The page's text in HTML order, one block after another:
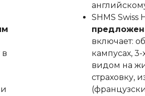
SHMS
включает:
кампусах,
видом на
страховку,